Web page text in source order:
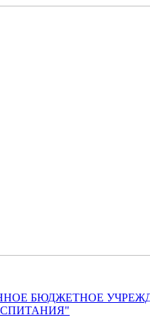
БЮДЖЕТНОЕ